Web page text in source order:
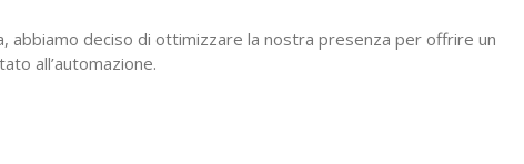
abbiamo deciso di ottimizzare la nostra presenza per offrire un
all’automazione.